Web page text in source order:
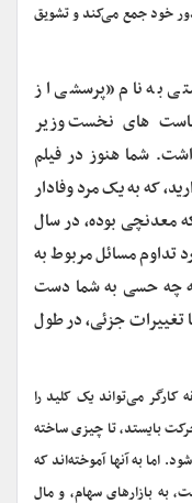
دور خود جمع می‌کند و تشویق
قسمتی به نام «پرسشی از
های نخست وزیر
شما هنوز در فیلم
که به یک مرد وفادار
معدنچی بوده، در سال
تداوم مسائل مربوط به
چه حسی به شما دست
تغییرات جزئی، در طول
می‌تواند یک کلید را
بایستد، تا چیزی ساخته
اما به آنها آموخته‌اند که
به بازارهای سهام، و مال